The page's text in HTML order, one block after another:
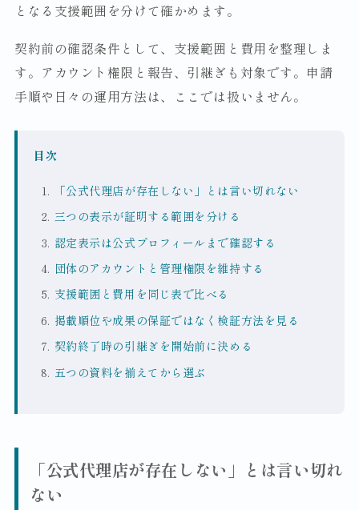
となる支援範囲を分けて確かめます。
契約前の確認条件として、支援範囲と費用を整理しま
す。アカウント権限と報告、引継ぎも対象です。申請
手順や日々の運用方法は、ここでは扱いません。
目次
「公式代理店が存在しない」とは言い切れない
三つの表示が証明する範囲を分ける
認定表示は公式プロフィールまで確認する
団体のアカウントと管理権限を維持する
支援範囲と費用を同じ表で比べる
掲載順位や成果の保証ではなく検証方法を見る
契約終了時の引継ぎを開始前に決める
五つの資料を揃えてから選ぶ
「公式代理店が存在しない」とは言い切れ
ない